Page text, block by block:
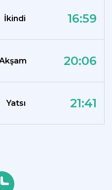
İkindi 16:59
20:06
Yatsı 21:41